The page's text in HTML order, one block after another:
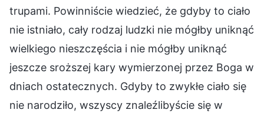
trupami. Powinniście wiedzieć, że gdyby to ciało
nie istniało, cały rodzaj ludzki nie mógłby uniknąć
wielkiego nieszczęścia i nie mógłby uniknąć
jeszcze sroższej kary wymierzonej przez Boga w
dniach ostatecznych. Gdyby to zwykłe ciało się
nie narodziło, wszyscy znaleźlibyście się w